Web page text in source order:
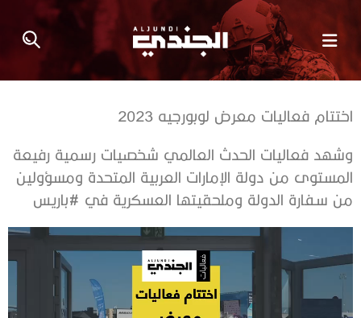
اختتام فعاليات معرض لوبورجيه 2023
وشهد فعاليات الحدث العالمي شخصيات رسمية رفيعة
المستوى من دولة الإمارات العربية المتحدة ومسؤولين
من سفارة الدولة وملحقيتها العسكرية في #باريس